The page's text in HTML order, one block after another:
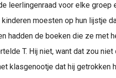
leerlingenraad voor elke groep
kinderen moesten op hun lijstje
hadden de boeken die ze met
T. Hij niet, want dat zou
klasgenootje dat hij getrokken